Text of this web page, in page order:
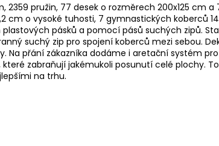
2359 pružin, 77 desek o rozměrech 200x125 cm a
cm o vysoké tuhosti, 7 gymnastických koberců
pásků a pomocí pásů suchých zipů.
suchý zip pro spojení koberců mezi sebou.
Na přání zákazníka dodáme i aretační systém
zabraňují jakémukoli posunutí celé plochy.
na trhu.